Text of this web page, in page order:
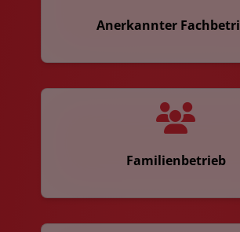
Anerkannter
Familienbetrieb